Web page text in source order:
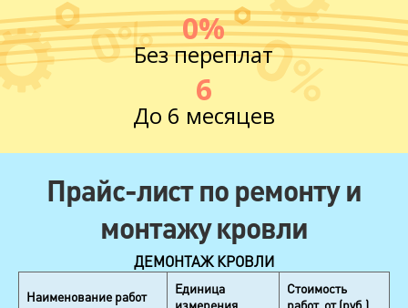
0%
Без переплат
6
До 6 месяцев
Прайс-лист по ремонту и
монтажу кровли
ДЕМОНТАЖ КРОВЛИ
Наименование работ
Единица
измерения
Стоимость
работ, от (руб.)